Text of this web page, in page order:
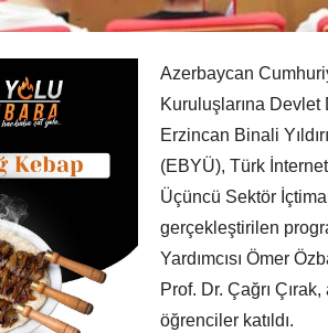
Azerbaycan
Kuruluşlarına Devlet
Erzincan Binali
(EBYÜ), Türk
Üçüncü Sektör
gerçekleştirilen
Yardımcısı Ömer
Prof. Dr. Çağrı
öğrenciler katıldı.